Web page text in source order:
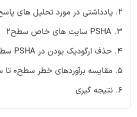
2. یادداشتی در مورد تحلیل های پاسخ زمین
3. PSHA سایت های خاص سطح2
4. حذف ارگودیک بودن در PSHA سطح3 سایت های خاص
5. مقایسه برآوردهای خطر سطح0 تا سطح3
6. نتیجه گیری